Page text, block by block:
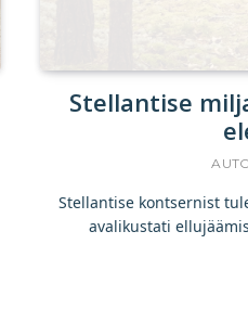
Stellantise
Stellantise kontsernist
avalikustati